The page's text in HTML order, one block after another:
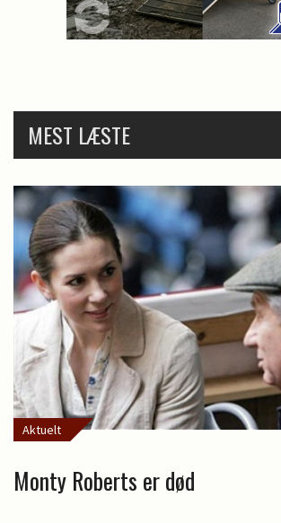
MEST LÆSTE
Aktuelt
Monty Roberts er død